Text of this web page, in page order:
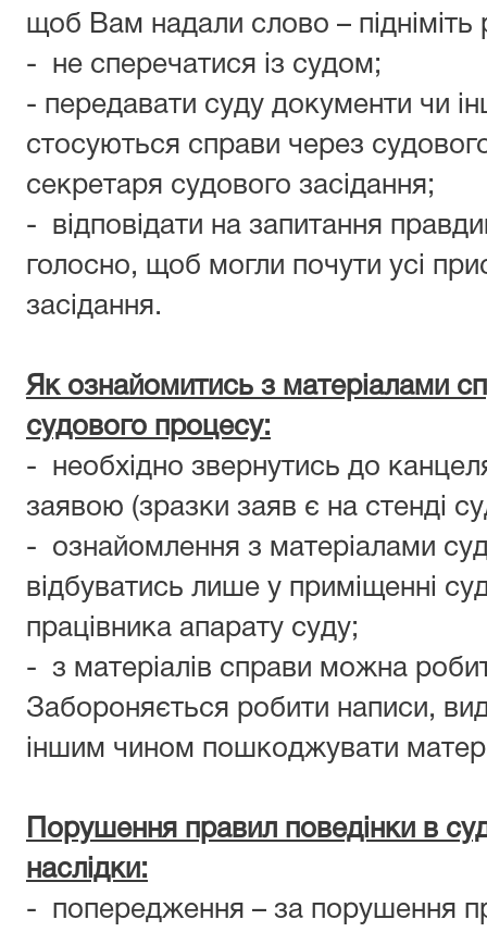
щоб Вам надали слово – підніміть
- не сперечатися із судом;
- передавати суду документи чи
стосуються справи через
секретаря судового засідання;
- відповідати на запитання
голосно, щоб могли почути усі
засідання.
Як ознайомитись з матеріалами
судового процесу:
- необхідно звернутись до
заявою (зразки заяв є на стенді
- ознайомлення з матеріалами
відбуватись лише у приміщенні
працівника апарату суду;
- з матеріалів справи можна
Забороняється робити написи,
іншим чином пошкоджувати
Порушення правил поведінки в
наслідки:
- попередження – за порушення